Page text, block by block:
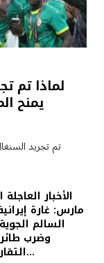
لماذا تم
مارس: غارة
السالم
وضرب
التقارير أن القوات الأمريكية…